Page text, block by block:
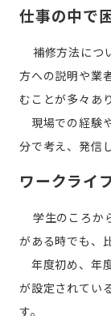
仕事の中で
補修方法につ
方への説明や業
むことが多々あ
現場での経験
分で考え、発信
ワークライ
学生のころか
がある時でも、
年度初め、年
が設定されてい
す。